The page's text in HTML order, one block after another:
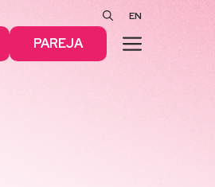
EN
PAREJA MENÚ